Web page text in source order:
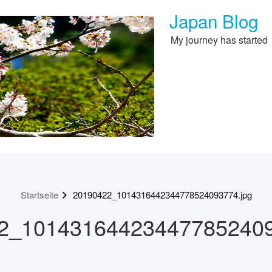
Japan Blog
My journey has started
Startseite 20190422_1014316442344778524093774.jpg